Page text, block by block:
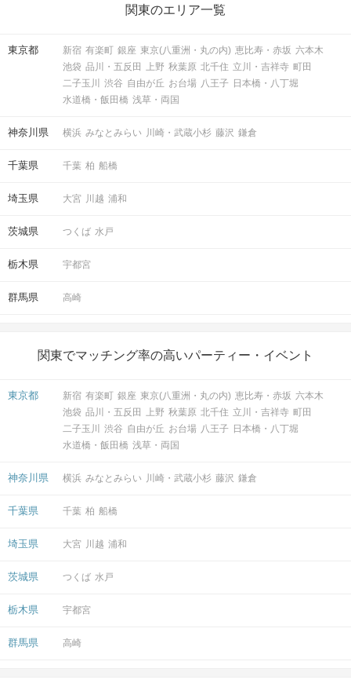
関東のエリア一覧
東京都 新宿 有楽町 銀座 東京(八重洲・丸の内) 恵比寿・赤坂 六本木
池袋 品川・五反田 上野 秋葉原 北千住 立川・吉祥寺 町田
二子玉川
渋谷 自由が丘 お台場 八王子 日本橋・八丁堀
水道橋・飯田橋 浅草・両国
神奈川県 横浜 みなとみらい 川崎・武蔵小杉 藤沢 鎌倉
千葉県 千葉 柏 船橋
埼玉県 大宮 川越 浦和
茨城県 つくば 水戸
栃木県 宇都宮
群馬県 高崎
関東でマッチング率の高いパーティー・イベント
東京都 新宿 有楽町 銀座 東京(八重洲・丸の内) 恵比寿・赤坂 六本木
池袋 品川・五反田 上野 秋葉原 北千住 立川・吉祥寺 町田
二子玉川
渋谷 自由が丘 お台場 八王子 日本橋・八丁堀
水道橋・飯田橋 浅草・両国
神奈川県 横浜 みなとみらい 川崎・武蔵小杉 藤沢 鎌倉
千葉県 千葉 柏 船橋
埼玉県 大宮 川越 浦和
茨城県 つくば 水戸
栃木県 宇都宮
群馬県 高崎